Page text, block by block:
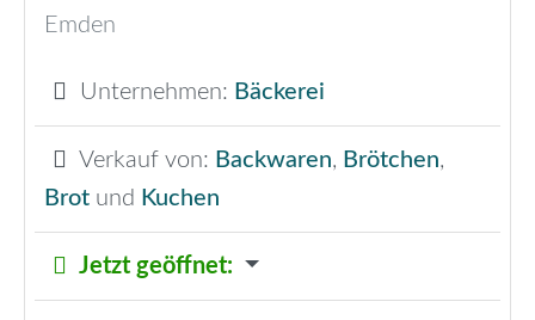
Emden
Unternehmen: Bäckerei
Verkauf von: Backwaren, Brötchen,
Brot und Kuchen
Jetzt geöffnet: